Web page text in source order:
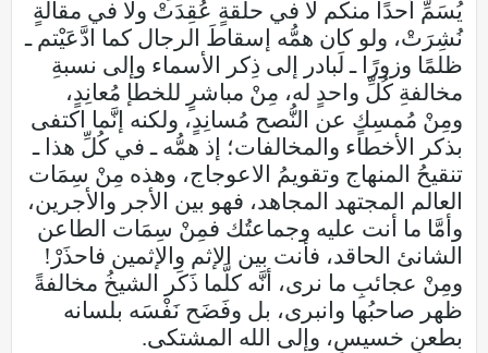
يُسَمِّ أحدًا منكم لا في حلقةٍ عُقِدَتْ ولا في مقالةٍ
نُشِرَتْ، ولو كان همُّه إسقاطَ الرجال كما ادَّعَيْتم ـ
ظلمًا وزورًا ـ لَبادر إلى ذِكر الأسماء وإلى نسبةِ
مخالفةِ كُلِّ واحدٍ له، مِنْ مباشرٍ للخطإ مُعانِدٍ،
ومِنْ مُمسِكٍ عن النُّصح مُسانِدٍ، ولكنه إنَّما اكتفى
بذكر الأخطاء والمخالفات؛ إذ همُّه ـ في كُلِّ هذا ـ
تنقيحُ المنهاج وتقويمُ الاعوجاج، وهذه مِنْ سِمَات
العالم المجتهد المجاهد، فهو بين الأجر والأجرين،
وأمَّا ما أنت عليه وجماعتُك فمِنْ سِمَات الطاعن
الشانئ الحاقد، فأنت بين الإثم والإثمين فاحذَرْ!
ومِنْ عجائبِ ما نرى، أنَّه كلَّما ذَكَر الشيخُ مخالفةً
ظهر صاحبُها وانبرى، بل وفَضَح نَفْسَه بلسانه
بطعنٍ خسيسٍ، وإلى الله المشتكى.